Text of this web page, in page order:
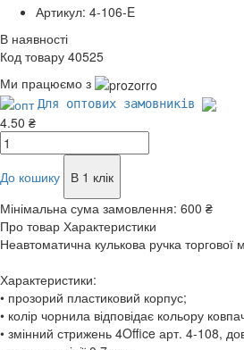
Артикул: 4-106-E
В наявності
Код товару 40525
Ми працюємо з
Для оптових замовників
4.50 ₴
До кошику
В 1 клік
Мінімальна сума замовлення: 600 ₴
Про товар Характеристики
Неавтоматична кулькова ручка торгової
Характеристики:
• прозорий пластиковий корпус;
• колір чорнила відповідає кольору
• змінний стрижень 4Office арт. 4-108,